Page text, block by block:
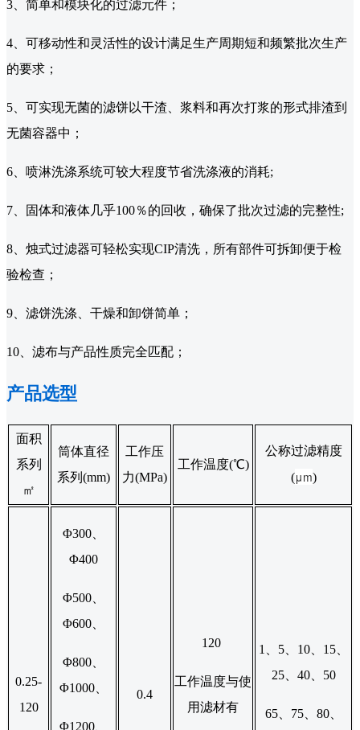
3、简单和模块化的过滤元件；
4、可移动性和灵活性的设计满足生产周期短和频繁批次生产
的要求；
5、可实现无菌的滤饼以干渣、浆料和再次打浆的形式排渣到
无菌容器中；
6、喷淋洗涤系统可较大程度节省洗涤液的消耗;
7、固体和液体几乎100％的回收，确保了批次过滤的完整性;
8、烛式过滤器可轻松实现CIP清洗，所有部件可拆卸便于检
验检查；
9、滤饼洗涤、干燥和卸饼简单；
10、滤布与产品性质完全匹配；
产品选型
面积
系列
㎡
筒体直径
系列(mm)
工作压
力(MPa)
工作温度(℃)
公称过滤精度
(μm)
0.25-
120
Φ300、
Φ400
Φ500、
Φ600、
Φ800、
Φ1000、
Φ1200、
0.4
120
工作温度与使
用滤材有
1、5、10、15、
25、40、50
65、75、80、